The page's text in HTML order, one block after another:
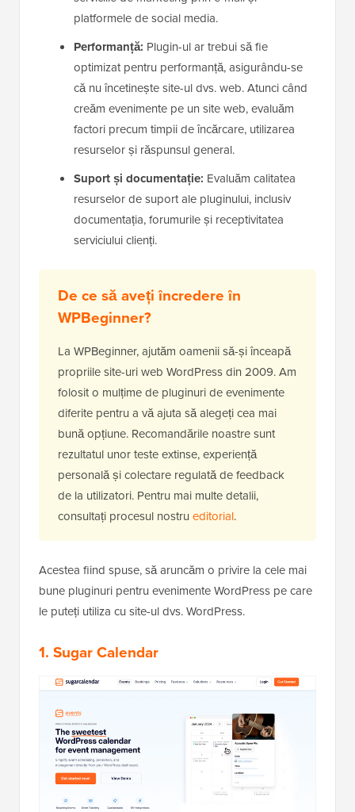
platformele de social media.
Performanță: Plugin-ul ar trebui să fie
optimizat pentru performanță, asigurându-se
că nu încetinește site-ul dvs. web. Atunci când
creăm evenimente pe un site web, evaluăm
factori precum timpii de încărcare, utilizarea
resurselor și răspunsul general.
Suport și documentație: Evaluăm calitatea
resurselor de suport ale pluginului, inclusiv
documentația, forumurile și receptivitatea
serviciului clienți.
De ce să aveți încredere în
WPBeginner?
La WPBeginner, ajutăm oamenii să-și înceapă
propriile site-uri web WordPress din 2009. Am
folosit o mulțime de pluginuri de evenimente
diferite pentru a vă ajuta să alegeți cea mai
bună opțiune. Recomandările noastre sunt
rezultatul unor teste extinse, experiență
personală și colectare regulată de feedback
de la utilizatori. Pentru mai multe detalii,
consultați procesul nostru editorial.
Acestea fiind spuse, să aruncăm o privire la cele mai
bune pluginuri pentru evenimente WordPress pe care
le puteți utiliza cu site-ul dvs. WordPress.
1. Sugar Calendar